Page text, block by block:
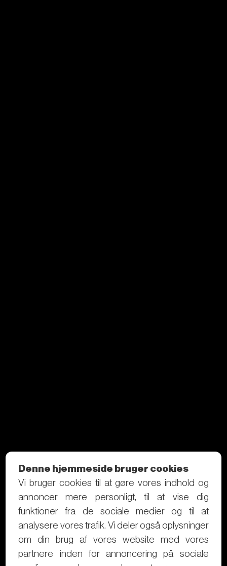
Denne hjemmeside bruger cookies
Vi bruger cookies til at gøre vores indhold og
annoncer mere personligt, til at vise dig
funktioner fra de sociale medier og til at
analysere vores trafik. Vi deler også oplysninger
om din brug af vores website med vores
partnere inden for annoncering på sociale